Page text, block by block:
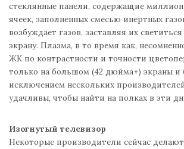
стеклянные панели, содержащие
ячеек, заполненных смесью инертных
возбуждает газов, заставляя их
экрану. Плазма, в то время как,
ЖК по контрастности и точности
только на большом (42 дюйма+) экраны и
исключением нескольких
удачливы, чтобы найти на полках в эти
Изогнутый телевизор
Некоторые производители сейчас